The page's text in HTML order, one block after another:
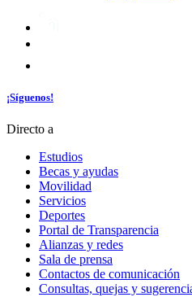
¡Síguenos!
Directo a
Estudios
Becas y ayudas
Movilidad
Servicios
Deportes
Portal de Transparencia
Alianzas y redes
Sala de prensa
Contactos de comunicación
Consultas, quejas y